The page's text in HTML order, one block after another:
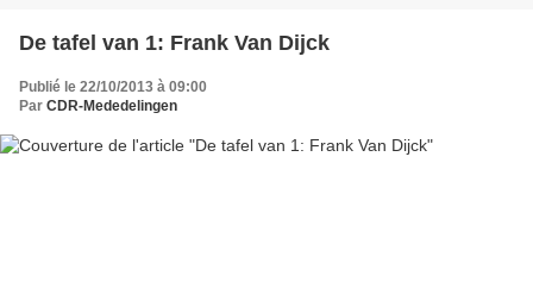
De tafel van 1: Frank Van Dijck
Publié le 22/10/2013 à 09:00
Par CDR-Mededelingen